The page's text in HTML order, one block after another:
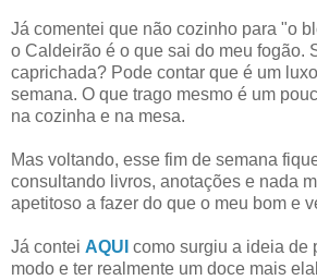
Já comentei que não cozinho para "o
o Caldeirão é o que sai do meu fogão.
caprichada? Pode contar que é um
semana. O que trago mesmo é um
na cozinha e na mesa.
Mas voltando, esse fim de semana
consultando livros, anotações e nada
apetitoso a fazer do que o meu bom e
Já contei AQUI como surgiu a ideia de
modo e ter realmente um doce mais